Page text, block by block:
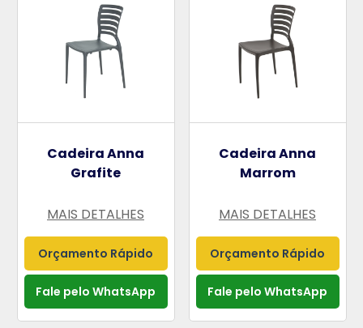
Cadeira Anna
Grafite
MAIS DETALHES
Orçamento Rápido
Fale pelo WhatsApp
Cadeira Anna
Marrom
MAIS DETALHES
Orçamento Rápido
Fale pelo WhatsApp